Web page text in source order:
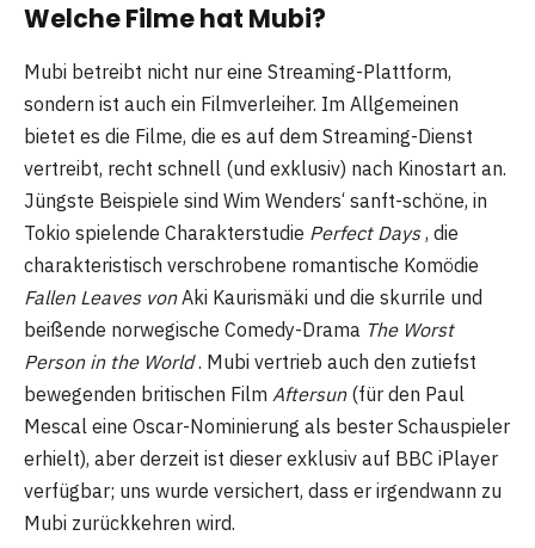
Welche Filme hat Mubi?
Mubi betreibt nicht nur eine Streaming-Plattform,
sondern ist auch ein Filmverleiher. Im Allgemeinen
bietet es die Filme, die es auf dem Streaming-Dienst
vertreibt, recht schnell (und exklusiv) nach Kinostart an.
Jüngste Beispiele sind Wim Wenders‘ sanft-schöne, in
Tokio spielende Charakterstudie Perfect Days, die
charakteristisch verschrobene romantische Komödie
Fallen Leaves vonAki Kaurismäki und die skurrile und
beißende norwegische Comedy-Drama The Worst
Person in the World. Mubi vertrieb auch den zutiefst
bewegenden britischen Film Aftersun(für den Paul
Mescal eine Oscar-Nominierung als bester Schauspieler
erhielt), aber derzeit ist dieser exklusiv auf BBC iPlayer
verfügbar; uns wurde versichert, dass er irgendwann zu
Mubi zurückkehren wird.